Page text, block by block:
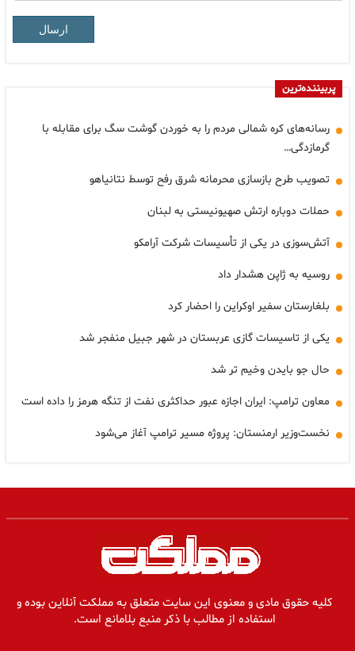
ارسال
پربیننده‌ترین
رسانه‌های کره شمالی مردم را به خوردن گوشت سگ برای مقابله با
گرمازدگی…
تصویب طرح بازسازی محرمانه شرق رفح توسط نتانیاهو
حملات دوباره ارتش صهیونیستی به لبنان
آتش‌سوزی در یکی از تأسیسات شرکت آرامکو
روسیه به ژاپن هشدار داد
بلغارستان سفیر اوکراین را احضار کرد
یکی از تاسیسات گازی عربستان در شهر جبیل منفجر شد
حال جو بایدن وخیم تر شد
معاون ترامپ: ایران اجازه عبور حداکثری نفت از تنگه هرمز را داده است
نخست‌وزیر ارمنستان: پروژه مسیر ترامپ آغاز می‌شود
کلیه حقوق مادی و معنوی این سایت متعلق به مملکت آنلاین بوده و
استفاده از مطالب با ذکر منبع بلامانع است.